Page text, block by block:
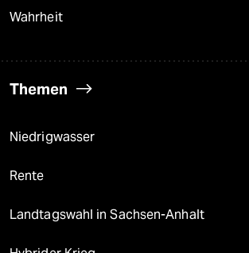
Wahrheit
Themen
Niedrigwasser
Rente
Landtagswahl in Sachsen-Anhalt